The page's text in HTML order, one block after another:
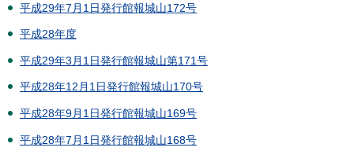
平成29年7月1日発行館報城山172号
平成28年度
平成29年3月1日発行館報城山第171号
平成28年12月1日発行館報城山170号
平成28年9月1日発行館報城山169号
平成28年7月1日発行館報城山168号